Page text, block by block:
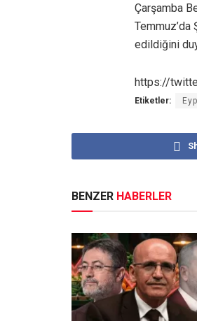
Çarşamba
Temmuz’da
edildiğini
https://
Etiketler:
BENZER HABERLER